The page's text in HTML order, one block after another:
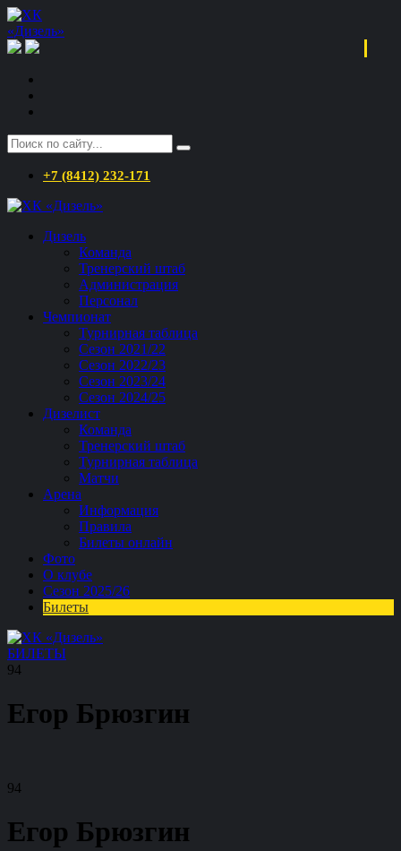
+7 (8412) 232-171
Дизель
Команда
Тренерский штаб
Администрация
Персонал
Чемпионат
Турнирная таблица
Сезон 2021/22
Сезон 2022/23
Сезон 2023/24
Сезон 2024/25
Дизелист
Команда
Тренерский штаб
Турнирная таблица
Матчи
Арена
Информация
Правила
Билеты онлайн
Фото
О клубе
Сезон 2025/26
Билеты
БИЛЕТЫ
94
Егор Брюзгин
94
Егор Брюзгин